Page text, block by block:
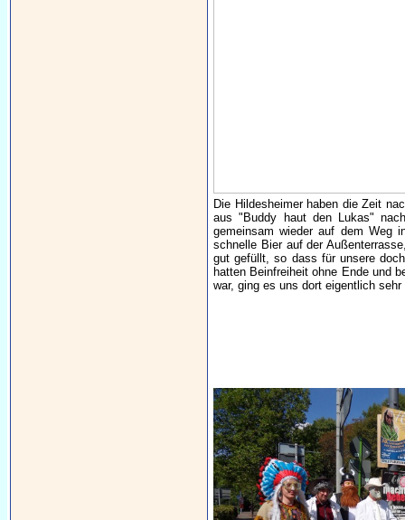
Die Hildesheimer haben die Zeit
aus "Buddy haut den Lukas"
gemeinsam wieder auf dem Weg
schnelle Bier auf der
gut gefüllt, so dass für unsere
hatten Beinfreiheit ohne Ende und
war, ging es uns dort eigentlich sehr